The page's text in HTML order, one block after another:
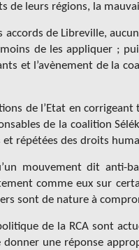
de leurs régions, la
accords de Libreville,
de les appliquer ;
et l’avènement de la
de l’Etat en
de la coalition
répétées des droits
mouvement dit anti-
comme eux sur
sont de nature à
de la RCA sont
une réponse